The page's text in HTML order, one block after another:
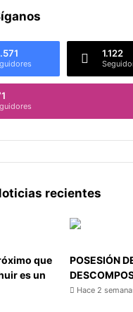
1.122
recientes
que
es un
POSESIÓN
Hace 2